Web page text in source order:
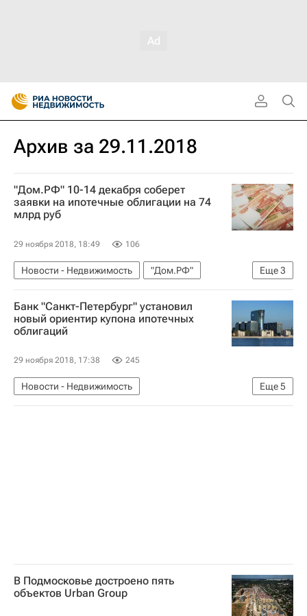
Архив за 29.11.2018
"Дом.РФ" 10-14 декабря соберет
заявки на ипотечные облигации на 74
млрд руб
29 ноября 2018, 18:49 106
Еще3
Новости - Недвижимость
"Дом.РФ"
Ипотечные облигации
Ипотека Россия
Банк "Санкт-Петербург" установил
новый ориентир купона ипотечных
облигаций
29 ноября 2018, 17:38 245
Еще5
Новости - Недвижимость
Санкт-Петербург (банк)
Банки
В Подмосковье достроено пять
объектов Urban Group